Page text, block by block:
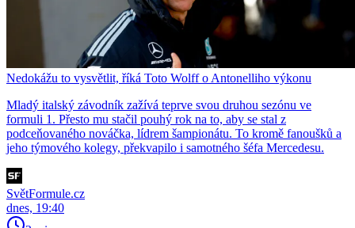
Nedokážu to vysvětlit, říká Toto Wolff o Antonelliho výkonu
Mladý italský závodník zažívá teprve svou druhou sezónu ve
formuli 1. Přesto mu stačil pouhý rok na to, aby se stal z
podceňovaného nováčka, lídrem šampionátu. To kromě fanoušků a
jeho týmového kolegy, překvapilo i samotného šéfa Mercedesu.
SvětFormule.cz
dnes, 19:40